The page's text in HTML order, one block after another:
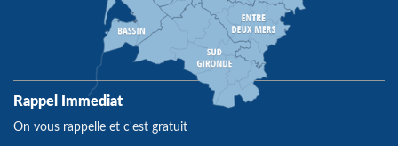
Rappel Immediat
On vous rappelle et c'est gratuit